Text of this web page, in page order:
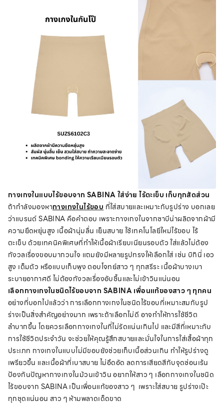
กางเกงในแบบไร้ขอบจาก SABINA ใส่ง่าย ไร้ตะเข็บ เก็บทุกสัดส่วน
ถ้ากำลังมองหากางเกงในไร้ขอบที่ใส่สบายและเหมาะกับรูปร่าง บอกเลย
ว่าแบรนด์ SABINA คือคำตอบ เพราะกางเกงในจากซาบีน่าผลิตจากผ้ามี
ความยืดหยุ่นสูง เนื้อผ้านุ่มลื่น เย็นสบาย ใช้เทคโนโลยีใหม่ไร้ขอบ ไร้
ตะเข็บ ด้วยเทคนิคพิเศษที่ทำให้เนื้อผ้าเรียบเนียนรอบตัว ใส่แล้วไม่ต้อง
กังวลเรื่องขอบมากวนใจ แถมยังมีหลายรูปทรงให้เลือกใส่ เช่น บิกินี่ เอว
สูง เต็มตัว หรือแบบเก็บพุง ตอบโจทย์สาว ๆ ทุกสรีระ เนื้อผ้าบางเบา
ระบายอากาศดี ไม่ต้องกังวลเรื่องอับชื้นและไม่เข้าวินแน่นอน
เลือกกางเกงในชนิดไร้ขอบจาก SABINA เพื่อนแท้ของสาว ๆ ทุกคน
อย่างที่บอกไปแล้วว่า การเลือกกางเกงในชนิดไร้ขอบที่เหมาะสมกับรูป
ร่างเป็นสิ่งสำคัญอย่างมาก เพราะถ้าเลือกไม่ดี อาจทำให้การใช้ชีวิต
ลำบากขึ้น โดยควรเลือกกางเกงในที่ไม่รัดแน่นเกินไป และมีสีที่เหมาะกับ
การใช้ชีวิตประจำวัน จะช่วยให้คุณรู้สึกสบายและมั่นใจในการใส่เสื้อผ้าทุก
ประเภท กางเกงในแบบไม่มีขอบยังช่วยเก็บเนื้อส่วนเกิน ทำให้รูปร่างดู
เพรียวขึ้น และเนื้อผ้าที่เบาสบาย ไม่อึดอัด ลดการเสียดสีกับจุดซ่อนเร้น
ป้องกันปัญหากางเกงในม้วนเข้าวิน อยากให้สาว ๆ เลือกกางเกงในชนิด
ไร้ขอบจาก SABINA เป็นเพื่อนแท้ของสาว ๆ เพราะใส่สบาย รูปร่างเป๊ะ
ทุกชุดแน่นอน สาว ๆ ห้ามพลาดเด็ดขาด